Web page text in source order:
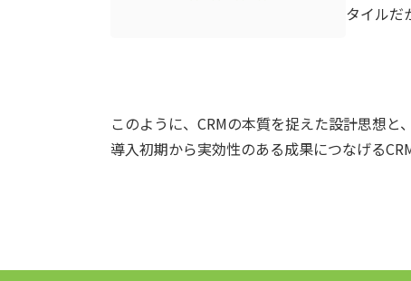
タイルだ
このように、CRMの本質を捉えた設計思想と
導入初期から実効性のある成果につなげる